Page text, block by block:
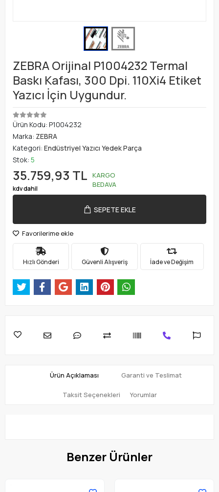
ZEBRA Orijinal P1004232 Termal
Baskı Kafası, 300 Dpi. 110Xi4 Etiket
Yazıcı İçin Uygundur.
Ürün Kodu: P1004232
Marka: ZEBRA
Kategori: Endüstriyel Yazıcı Yedek Parça
Stok: 5
35.759,93 TL
kdv dahil
KARGO
BEDAVA
SEPETE EKLE
Favorilerime ekle
Hızlı Gönderi Güvenli Alışveriş İade ve Değişim
Ürün Açıklaması Garanti ve Teslimat
Taksit Seçenekleri Yorumlar
Benzer Ürünler